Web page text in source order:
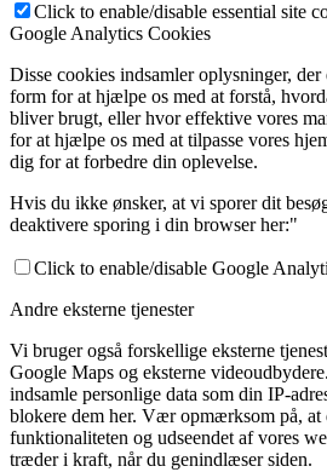
Click to enable/disable essential site
Google Analytics Cookies
Disse cookies indsamler oplysninger, der
form for at hjælpe os med at forstå,
bliver brugt, eller hvor effektive vores
for at hjælpe os med at tilpasse vores
dig for at forbedre din oplevelse.
Hvis du ikke ønsker, at vi sporer dit
deaktivere sporing i din browser her:"
Click to enable/disable Google
Andre eksterne tjenester
Vi bruger også forskellige eksterne
Google Maps og eksterne
indsamle personlige data som din IP-
blokere dem her. Vær opmærksom på, at
funktionaliteten og udseendet af vores
træder i kraft, når du genindlæser siden.